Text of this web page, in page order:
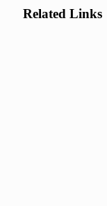
Related Links